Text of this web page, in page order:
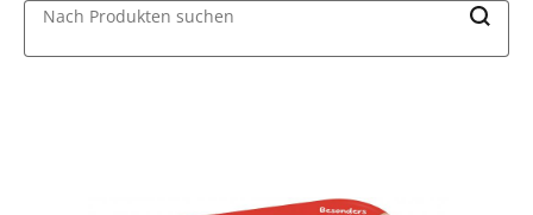
Nach Produkten suchen